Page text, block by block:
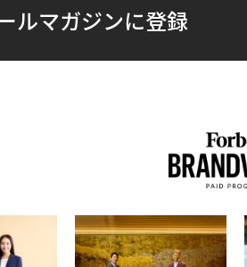
ルマガジンに登録